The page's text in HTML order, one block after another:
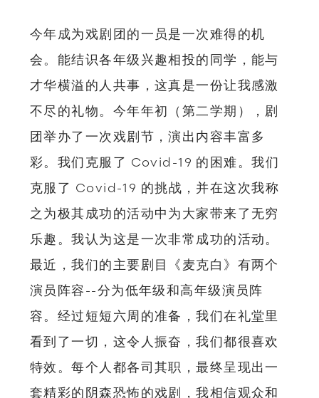
今年成为戏剧团的一员是一次难得的机
会。能结识各年级兴趣相投的同学，能与
才华横溢的人共事，这真是一份让我感激
不尽的礼物。今年年初（第二学期），剧
团举办了一次戏剧节，演出内容丰富多
彩。 我们克服了 Covid-19 的困难。我们
克服了 Covid-19 的挑战，并在这次我称
之为极其成功的活动中为大家带来了无穷
乐趣。我认为这是一次非常成功的活动。
最近，我们的主要剧目《麦克白》有两个
演员阵容--分为低年级和高年级演员阵
容。经过短短六周的准备，我们在礼堂里
看到了一切，这令人振奋，我们都很喜欢
特效。每个人都各司其职，最终呈现出一
套精彩的阴森恐怖的戏剧，我相信观众和